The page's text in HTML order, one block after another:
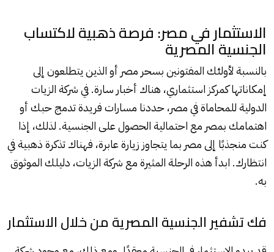
الاستثمار في مصر: فرصة ذهبية لاكتساب
الجنسية المصرية
بالنسبة لأولئك المفتونين بسحر مصر أو الذين يتطلعون إلى
إمكاناتها كمركز استثماري، هناك أخبار سارة. في شركة الزيات
الدولية للمحاماة في مصر، حددنا مسارات فريدة تدمج حبك أو
اهتمامك بمصر مع احتمالية الحصول على الجنسية. لذلك، إذا
كنت منجذبًا إلى مصر بما يتجاوز زيارة عابرة، فهناك تذكرة ذهبية في
انتظارك. ابدأ هذه الرحلة المثيرة مع شركة الزيات، دليلك الموثوق
به.
فك تشفير الجنسية المصرية من خلال الاستثمار